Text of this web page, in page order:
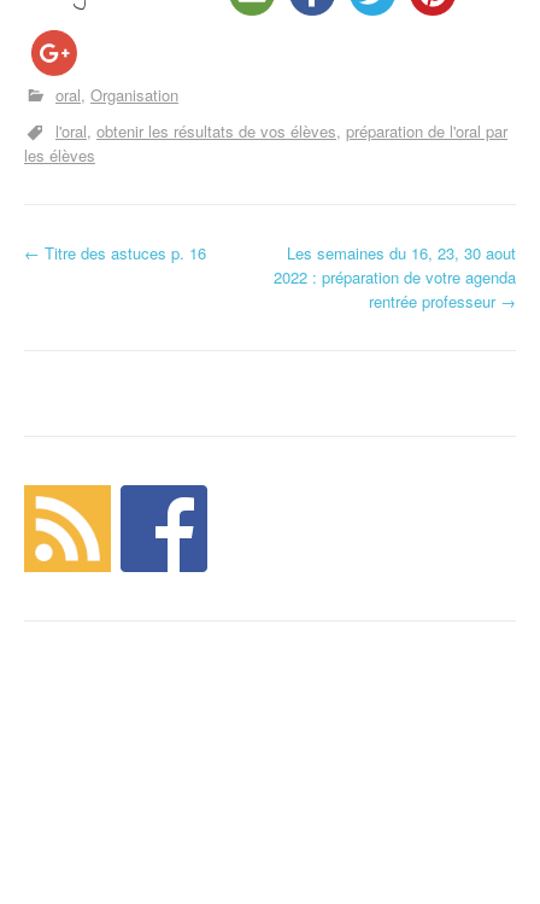
oral Organisation
l'oral obtenir les résultats de vos élèves préparation de l'oral par
les élèves
Navigation d'article
← Titre des astuces p. 16
Les semaines du 16, 23, 30 aout
2022 : préparation de votre agenda
rentrée professeur →